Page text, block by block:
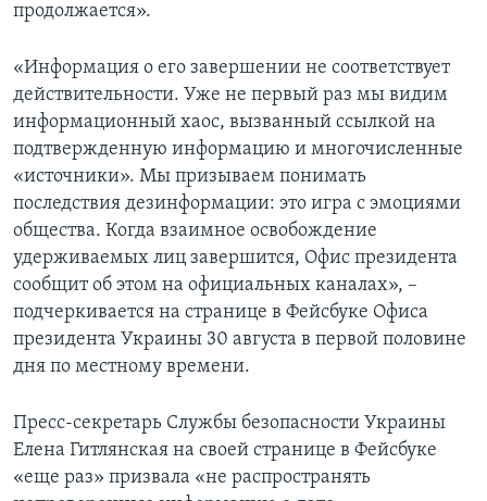
продолжается».
«Информация о его завершении не соответствует
действительности. Уже не первый раз мы видим
информационный хаос, вызванный ссылкой на
подтвержденную информацию и многочисленные
«источники». Мы призываем понимать
последствия дезинформации: это игра с эмоциями
общества. Когда взаимное освобождение
удерживаемых лиц завершится, Офис президента
сообщит об этом на официальных каналах», –
подчеркивается на странице в Фейсбуке Офиса
президента Украины 30 августа в первой половине
дня по местному времени.
Пресс-секретарь Службы безопасности Украины
Елена Гитлянская на своей странице в Фейсбуке
«еще раз» призвала «не распространять